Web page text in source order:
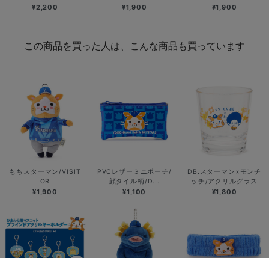
¥2,200 ¥1,900 ¥1,900
この商品を買った人は、こんな商品も買っています
もちスターマン/VISIT
OR
¥1,900
PVCレザーミニポーチ/
顔タイル柄/D...
¥1,100
DB.スターマン×モンチ
ッチ/アクリルグラス
¥1,800